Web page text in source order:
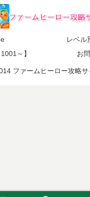
レベル
～】
お
ファームヒーロー攻略サ